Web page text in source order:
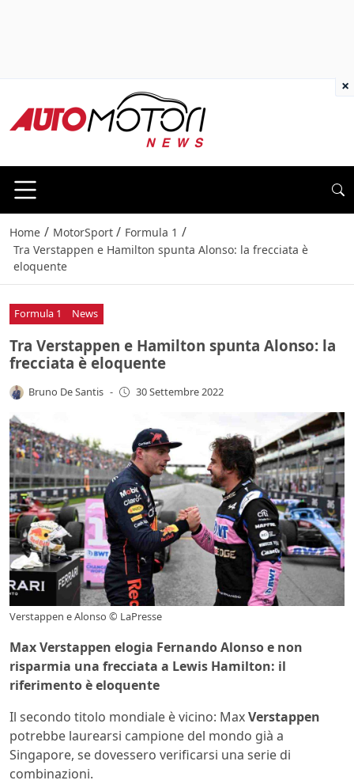
Home / MotorSport / Formula 1 /
Tra Verstappen e Hamilton spunta Alonso: la frecciata è
eloquente
Formula 1 News
Tra Verstappen e Hamilton spunta Alonso: la
frecciata è eloquente
Bruno De Santis - 30 Settembre 2022
Verstappen e Alonso © LaPresse
Max Verstappen elogia Fernando Alonso e non
risparmia una frecciata a Lewis Hamilton: il
riferimento è eloquente
Il secondo titolo mondiale è vicino: MaxVerstappen
potrebbe laurearsi campione del mondo già a
Singapore, se dovessero verificarsi una serie di
combinazioni.
×